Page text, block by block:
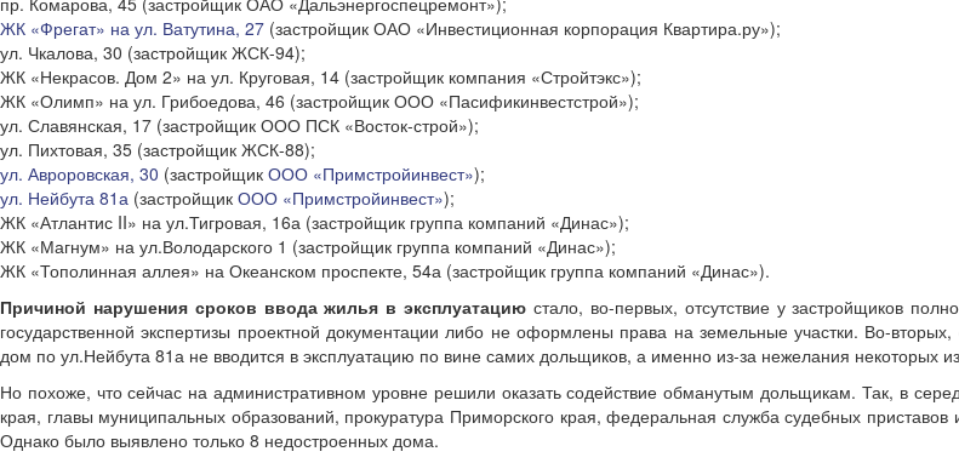
ЖК «Фрегат» на ул. Ватутина, 27 (застройщик ОАО «Инвестиционная корпорация Квартира.ру»);
ул. Чкалова, 30 (застройщик ЖСК-94);
ЖК «Некрасов. Дом 2» на ул. Круговая, 14 (застройщик компания «Стройтэкс»);
ЖК «Олимп» на ул. Грибоедова, 46 (застройщик ООО «Пасификинвестстрой»);
ул. Славянская, 17 (застройщик ООО ПСК «Восток-строй»);
ул. Пихтовая, 35 (застройщик ЖСК-88);
ул. Авроровская, 30 (застройщик ООО «Примстройинвест»);
ул. Нейбута 81а (застройщик ООО «Примстройинвест»);
ЖК «Атлантис II» на ул.Тигровая, 16а (застройщик группа компаний «Динас»);
ЖК «Магнум» на ул.Володарского 1 (застройщик группа компаний «Динас»);
ЖК «Тополинная аллея» на Океанском проспекте, 54а (застройщик группа компаний «Динас»).
Причиной нарушения сроков ввода жилья в эксплуатацию стало, во-первых, отсутствие у застройщиков
государственной экспертизы проектной документации либо не оформлены права на земельные участки. Во-
дом по ул.Нейбута 81а не вводится в эксплуатацию по вине самих дольщиков, а именно из-за нежелания некоторых
Но похоже, что сейчас на административном уровне решили оказать содействие обманутым дольщикам. Так, в
края, главы муниципальных образований, прокуратура Приморского края, федеральная служба судебных
Однако было выявлено только 8 недостроенных дома.